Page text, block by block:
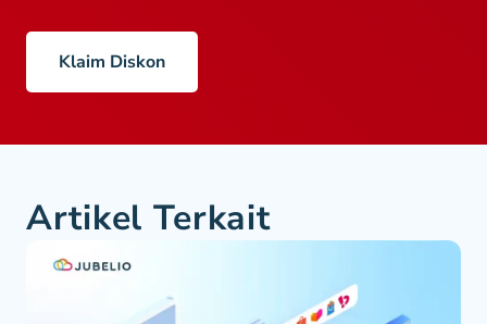
Klaim Diskon
Artikel Terkait